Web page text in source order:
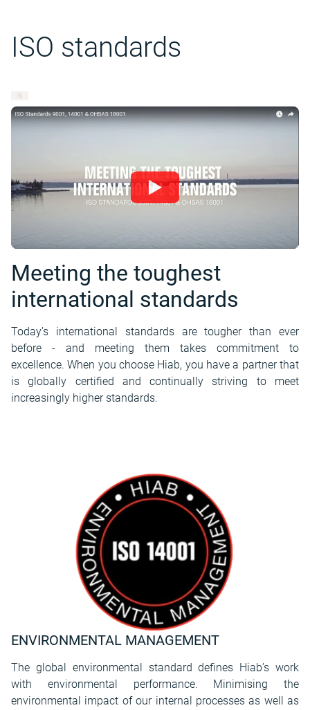
ISO standards
Meeting the toughest
international standards
Today’s international standards are tougher than ever
before - and meeting them takes commitment to
excellence. When you choose Hiab, you have a partner that
is globally certified and continually striving to meet
increasingly higher standards.
ENVIRONMENTAL MANAGEMENT
The global environmental standard defines Hiab’s work
with environmental performance. Minimising the
environmental impact of our internal processes as well as